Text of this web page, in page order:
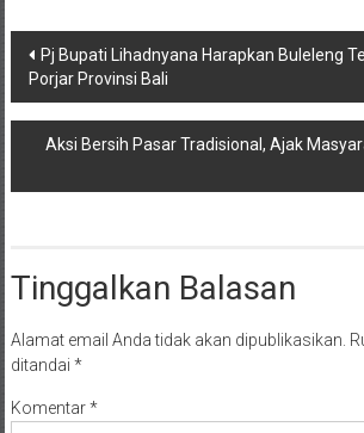
Navigasi
pos
Pj Bupati Lihadnyana Harapkan Buleleng
Porjar Provinsi Bali
Aksi Bersih Pasar Tradisional, Ajak
Tinggalkan Balasan
Alamat email Anda tidak akan dipublikasikan.
ditandai *
Komentar*